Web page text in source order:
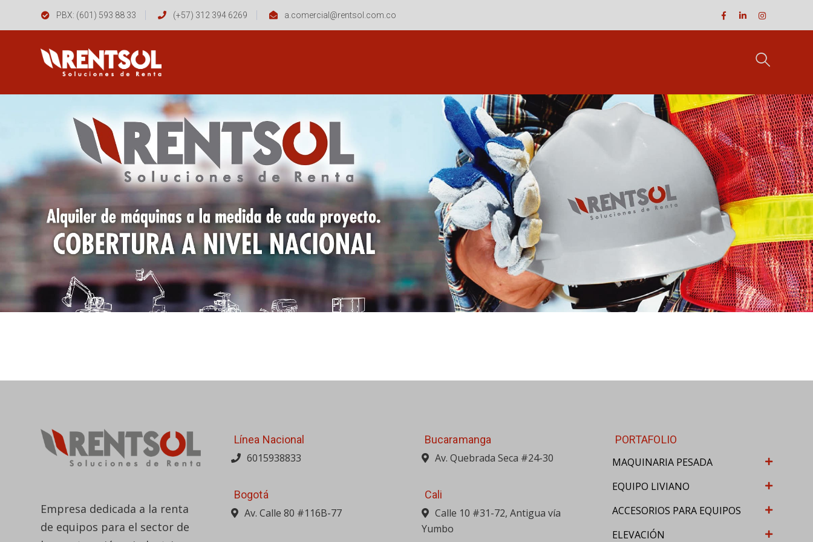
PBX: (601) 593 88 33 (+57) 312 394 6269 a.comercial@rentsol.com.co
Facebook
Profile
LinkedIn
Profile
Instagram
Profile
Empresa dedicada a la renta
de equipos para el sector de
Línea Nacional
6015938833
Bogotá
Av. Calle 80 #116B-77
Bucaramanga
Av. Quebrada Seca #24-30
Cali
Calle 10 #31-72, Antigua vía
Yumbo
PORTAFOLIO
MAQUINARIA PESADA
EQUIPO LIVIANO
ACCESORIOS PARA EQUIPOS
ELEVACIÓN